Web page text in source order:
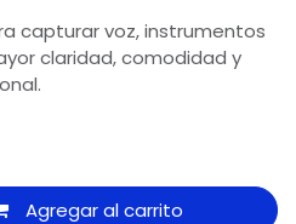
capturar voz, instrumentos
claridad, comodidad y
Agregar al carrito